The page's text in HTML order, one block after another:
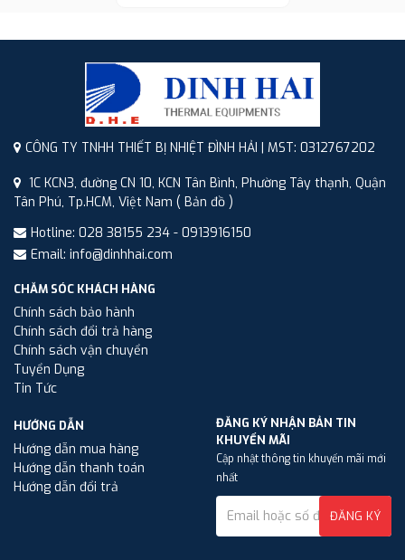
CÔNG TY TNHH THIẾT BỊ NHIỆT ĐÌNH HẢI | MST: 0312767202
1C KCN3, đường CN 10, KCN Tân Bình, Phường Tây thạnh, Quận
Tân Phú, Tp.HCM, Việt Nam ( Bản đồ )
Hotline: 028 38155 234 - 0913916150
Email: info@dinhhai.com
CHĂM SÓC KHÁCH HÀNG
Chính sách bảo hành
Chính sách đổi trả hàng
Chính sách vận chuyển
Tuyển Dụng
Tin Tức
HƯỚNG DẪN
Hướng dẫn mua hàng
Hướng dẫn thanh toán
Hướng dẫn đổi trả
ĐĂNG KÝ NHẬN BẢN TIN
KHUYẾN MÃI
Cập nhật thông tin khuyến mãi mới
nhất
ĐĂNG KÝ